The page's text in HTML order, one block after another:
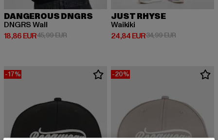
DANGEROUS DNGRS
DNGRS Wall
18,86 EUR
Derzeitiger Preis: 18,86 EUR
45,99 EURAktionspreis: 45,99 EUR
JUST RHYSE
Waikiki
24,84 EUR
Derzeitiger Preis: 24,84 EUR
34,99 EURAktionspreis:
-17% -20%